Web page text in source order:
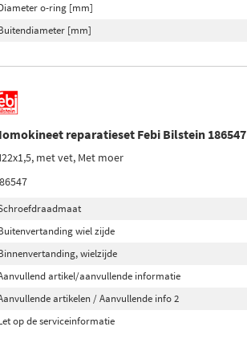
o-ring [mm]
[mm]
reparatieset Febi Bilstein 186547
met vet, Met moer
wiel zijde
wielzijde
artikel/aanvullende informatie
artikelen / Aanvullende info 2
op de serviceinformatie